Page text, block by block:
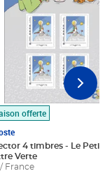
offerte
4 timbres - Le Petit
Verte
France